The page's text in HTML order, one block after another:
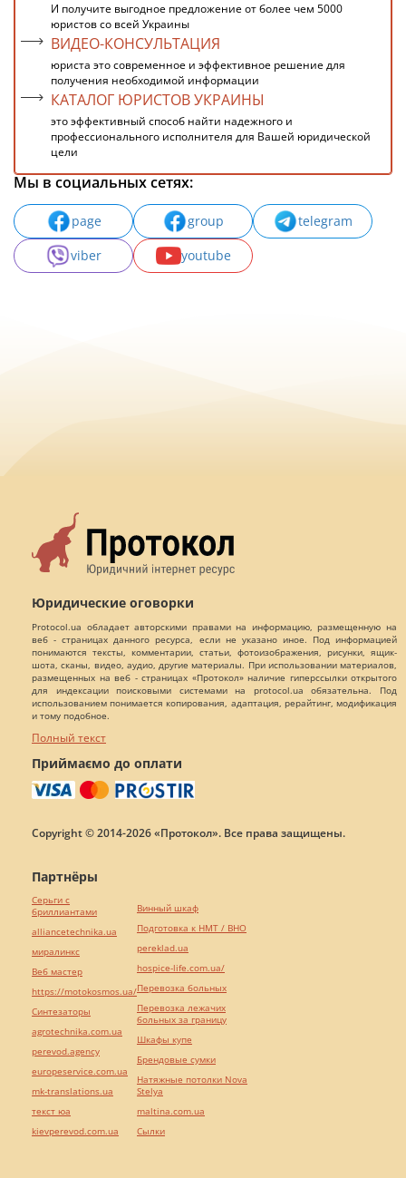
И получите выгодное предложение от более чем 5000
юристов со всей Украины
ВИДЕО-КОНСУЛЬТАЦИЯ
юриста это современное и эффективное решение для
получения необходимой информации
КАТАЛОГ ЮРИСТОВ УКРАИНЫ
это эффективный способ найти надежного и
профессионального исполнителя для Вашей юридической
цели
Мы в социальных сетях:
page group
telegram
viber
youtube
Юридические оговорки
Protocol.ua обладает авторскими правами на информацию, размещенную на
веб - страницах данного ресурса, если не указано иное. Под информацией
понимаются тексты, комментарии, статьи, фотоизображения, рисунки, ящик-
шота, сканы, видео, аудио, другие материалы. При использовании материалов,
размещенных на веб - страницах «Протокол» наличие гиперссылки открытого
для индексации поисковыми системами на protocol.ua обязательна. Под
использованием понимается копирования, адаптация, рерайтинг, модификация
и тому подобное.
Полный текст
Приймаємо до оплати
Copyright © 2014-2026 «Протокол». Все права защищены.
Партнёры
Серьги с
бриллиантами
alliancetechnika.ua
миралинкс
Веб мастер
https://motokosmos.ua/
Синтезаторы
agrotechnika.com.ua
perevod.agency
europeservice.com.ua
mk-translations.ua
текст юа
kievperevod.com.ua
Винный шкаф
Подготовка к НМТ / ВНО
pereklad.ua
hospice-life.com.ua/
Перевозка больных
Перевозка лежачих
больных за границу
Шкафы купе
Брендовые сумки
Натяжные потолки Nova
Stelya
maltina.com.ua
Cылки